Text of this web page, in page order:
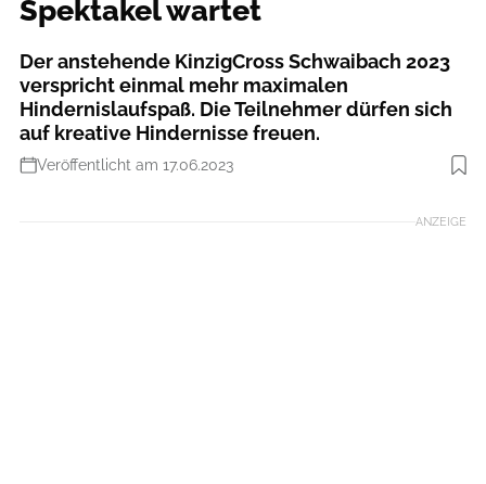
Spektakel wartet
Der anstehende KinzigCross Schwaibach 2023
verspricht einmal mehr maximalen
Hindernislaufspaß. Die Teilnehmer dürfen sich
auf kreative Hindernisse freuen.
Veröffentlicht am 17.06.2023
Foto: Jürgen Gadke/Veranstalter
ANZEIGE